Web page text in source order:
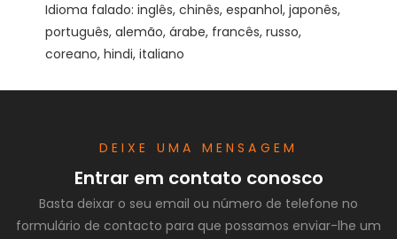
Idioma falado: inglês, chinês, espanhol, japonês,
português, alemão, árabe, francês, russo,
DEIXE UMA MENSAGEM
Entrar em contato conosco
Basta deixar o seu email ou número de telefone no
formulário de contacto para que possamos enviar-lhe um